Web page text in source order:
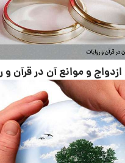
و موانع آن در قرآن و